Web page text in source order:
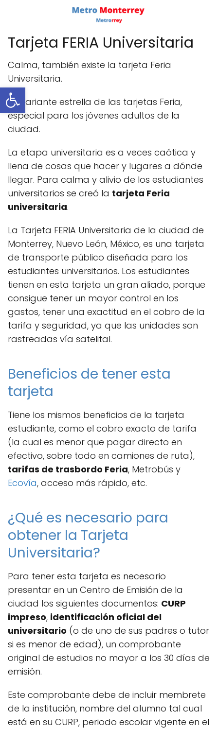
Abrir barra de herramientas
Tarjeta FERIA Universitaria
Calma, también existe la tarjeta Feria
Universitaria.
La variante estrella de las tarjetas Feria,
especial para los jóvenes adultos de la
ciudad.
La etapa universitaria es a veces caótica y
llena de cosas que hacer y lugares a dónde
llegar. Para calma y alivio de los estudiantes
universitarios se creó la tarjeta Feria
universitaria.
La Tarjeta FERIA Universitaria de la ciudad de
Monterrey, Nuevo León, México, es una tarjeta
de transporte público diseñada para los
estudiantes universitarios. Los estudiantes
tienen en esta tarjeta un gran aliado, porque
consigue tener un mayor control en los
gastos, tener una exactitud en el cobro de la
tarifa y seguridad, ya que las unidades son
rastreadas vía satelital.
Beneficios de tener esta
tarjeta
Tiene los mismos beneficios de la tarjeta
estudiante, como el cobro exacto de tarifa
(la cual es menor que pagar directo en
efectivo, sobre todo en camiones de ruta),
tarifas de trasbordo Feria, Metrobús y
Ecovía, acceso más rápido, etc.
¿Qué es necesario para
obtener la Tarjeta
Universitaria?
Para tener esta tarjeta es necesario
presentar en un Centro de Emisión de la
ciudad los siguientes documentos: CURP
impreso, identificación oficial del
universitario (o de uno de sus padres o tutor
si es menor de edad), un comprobante
original de estudios no mayor a los 30 días de
emisión.
Este comprobante debe de incluir membrete
de la institución, nombre del alumno tal cual
está en su CURP, periodo escolar vigente en el